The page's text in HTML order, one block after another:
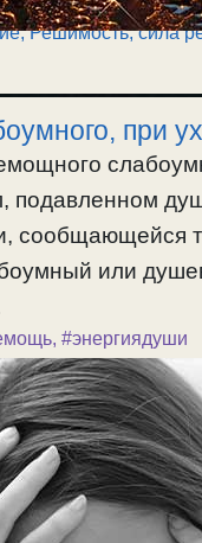
,Решимость, сила
при
подавленном
сообщающейся
или
, #энергиядуши